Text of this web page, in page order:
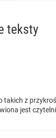
teksty
z
jest